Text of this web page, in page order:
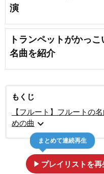
演
トランペットがかっ
名曲を紹介
もくじ
【フルート】フルートの
めの曲 expand_more
play_arrow プレイリストを再
まとめて連続再生